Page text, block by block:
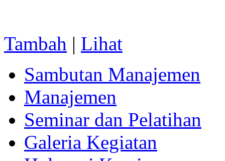
Tambah | Lihat
Sambutan Manajemen
Manajemen
Seminar dan Pelatihan
Galeria Kegiatan